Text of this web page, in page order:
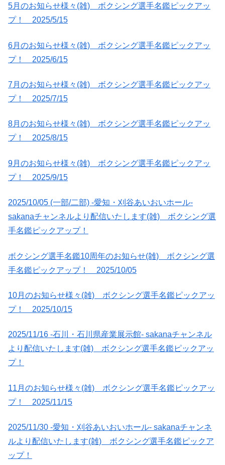
5月のお知らせ様々(雑) ボクシング選手名鑑ピックアッ
プ！ 2025/5/15
6月のお知らせ様々(雑) ボクシング選手名鑑ピックアッ
プ！ 2025/6/15
7月のお知らせ様々(雑) ボクシング選手名鑑ピックアッ
プ！ 2025/7/15
8月のお知らせ様々(雑) ボクシング選手名鑑ピックアッ
プ！ 2025/8/15
9月のお知らせ様々(雑) ボクシング選手名鑑ピックアッ
プ！ 2025/9/15
2025/10/05 (一部/二部) -愛知・刈谷あいおいホール-
sakanaチャンネルより配信いたします(雑) ボクシング選
手名鑑ピックアップ！
ボクシング選手名鑑10周年のお知らせ(雑) ボクシング選
手名鑑ピックアップ！ 2025/10/05
10月のお知らせ様々(雑) ボクシング選手名鑑ピックアッ
プ！ 2025/10/15
2025/11/16 -石川・石川県産業展示館- sakanaチャンネル
より配信いたします(雑) ボクシング選手名鑑ピックアッ
プ！
11月のお知らせ様々(雑) ボクシング選手名鑑ピックアッ
プ！ 2025/11/15
2025/11/30 -愛知・刈谷あいおいホール- sakanaチャンネ
ルより配信いたします(雑) ボクシング選手名鑑ピックア
ップ！